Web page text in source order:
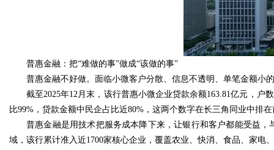
普惠金融：把“难做的事”做成“该做的事”
普惠金融不好做。面临小微客户分散、信息不透明、单笔金额小
截至2025年12月末，该行普惠小微企业贷款余额163.81亿元，
比99%，贷款金额中民企占比近80%，这两个数字在长三角同业中排
普惠金融是用技术把服务成本降下来，让银行和客户都能受益
域，该行累计准入近1700家核心企业，覆盖农业、快消、食品、家